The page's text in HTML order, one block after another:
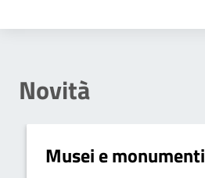
Novità
Musei e monumenti